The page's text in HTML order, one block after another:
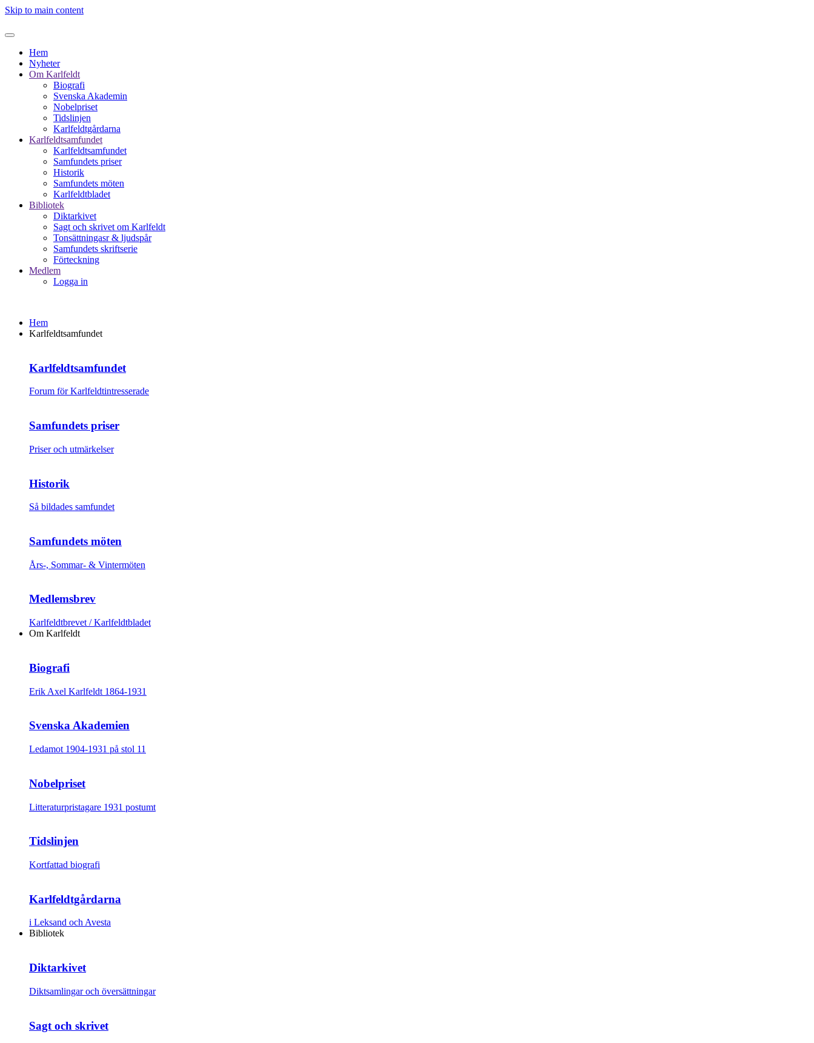
Skip to main content
Hem
Nyheter
Om Karlfeldt
Biografi
Svenska Akademin
Nobelpriset
Tidslinjen
Karlfeldtgårdarna
Karlfeldtsamfundet
Karlfeldtsamfundet
Samfundets priser
Historik
Samfundets möten
Karlfeldtbladet
Bibliotek
Diktarkivet
Sagt och skrivet om Karlfeldt
Tonsättningasr & ljudspår
Samfundets skriftserie
Förteckning
Medlem
Logga in
Hem
Karlfeldtsamfundet
Karlfeldtsamfundet
Forum för Karlfeldtintresserade
Samfundets priser
Priser och utmärkelser
Historik
Så bildades samfundet
Samfundets möten
Års-, Sommar- & Vintermöten
Medlemsbrev
Karlfeldtbrevet / Karlfeldtbladet
Om Karlfeldt
Biografi
Erik Axel Karlfeldt 1864-1931
Svenska Akademien
Ledamot 1904-1931 på stol 11
Nobelpriset
Litteraturpristagare 1931 postumt
Tidslinjen
Kortfattad biografi
Karlfeldtgårdarna
i Leksand och Avesta
Bibliotek
Diktarkivet
Diktsamlingar och översättningar
Sagt och skrivet